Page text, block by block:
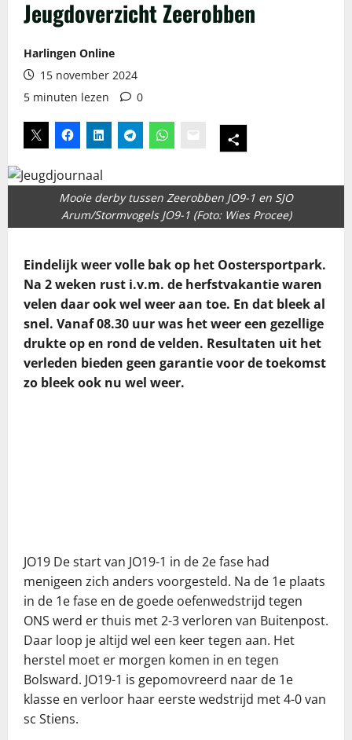
Jeugdoverzicht Zeerobben
Harlingen Online
15 november 2024
5 minuten lezen
0
Mooie derby tussen Zeerobben JO9-1 en SJO
Arum/Stormvogels JO9-1 (Foto: Wies Procee)
Eindelijk weer volle bak op het Oostersportpark.
Na 2 weken rust i.v.m. de herfstvakantie waren
velen daar ook wel weer aan toe. En dat bleek al
snel. Vanaf 08.30 uur was het weer een gezellige
drukte op en rond de velden. Resultaten uit het
verleden bieden geen garantie voor de toekomst
zo bleek ook nu wel weer.
JO19 De start van JO19-1 in de 2e fase had
menigeen zich anders voorgesteld. Na de 1e plaats
in de 1e fase en de goede oefenwedstrijd tegen
ONS werd er thuis met 2-3 verloren van Buitenpost.
Daar loop je altijd wel een keer tegen aan. Het
herstel moet er morgen komen in en tegen
Bolsward. JO19-1 is gepomovreerd naar de 1e
klasse en verloor haar eerste wedstrijd met 4-0 van
sc Stiens.